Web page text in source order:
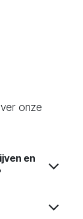
onze
en